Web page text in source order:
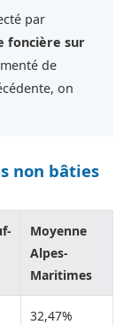
par
foncière sur
de
on
non bâties
Moyenne
Alpes-
Maritimes
32,47%